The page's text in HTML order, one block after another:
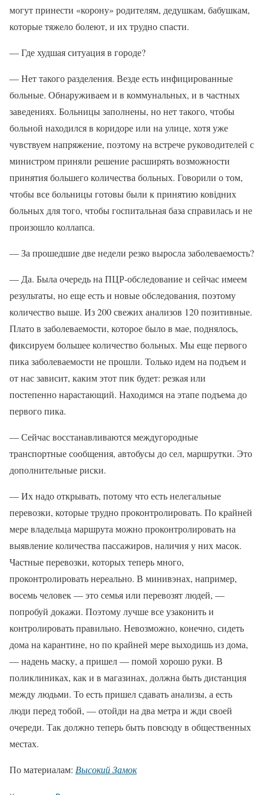
могут принести «корону» родителям, дедушкам, бабушкам,
которые тяжело болеют, и их трудно спасти.
— Где худшая ситуация в городе?
— Нет такого разделения. Везде есть инфицированные
больные. Обнаруживаем и в коммунальных, и в частных
заведениях. Больницы заполнены, но нет такого, чтобы
больной находился в коридоре или на улице, хотя уже
чувствуем напряжение, поэтому на встрече руководителей с
министром приняли решение расширять возможности
принятия большего количества больных. Говорили о том,
чтобы все больницы готовы были к принятию ковідних
больных для того, чтобы госпитальная база справилась и не
произошло коллапса.
— За прошедшие две недели резко выросла заболеваемость?
— Да. Была очередь на ПЦР-обследование и сейчас имеем
результаты, но еще есть и новые обследования, поэтому
количество выше. Из 200 свежих анализов 120 позитивные.
Плато в заболеваемости, которое было в мае, поднялось,
фиксируем большее количество больных. Мы еще первого
пика заболеваемости не прошли. Только идем на подъем и
от нас зависит, каким этот пик будет: резкая или
постепенно нарастающий. Находимся на этапе подъема до
первого пика.
— Сейчас восстанавливаются междугородные
транспортные сообщения, автобусы до сел, маршрутки. Это
дополнительные риски.
— Их надо открывать, потому что есть нелегальные
перевозки, которые трудно проконтролировать. По крайней
мере владельца маршрута можно проконтролировать на
выявление количества пассажиров, наличия у них масок.
Частные перевозки, которых теперь много,
проконтролировать нереально. В минивэнах, например,
восемь человек — это семья или перевозят людей, —
попробуй докажи. Поэтому лучше все узаконить и
контролировать правильно. Невозможно, конечно, сидеть
дома на карантине, но по крайней мере выходишь из дома,
— надень маску, а пришел — помой хорошо руки. В
поликлиниках, как и в магазинах, должна быть дистанция
между людьми. То есть пришел сдавать анализы, а есть
люди перед тобой, — отойди на два метра и жди своей
очереди. Так должно теперь быть повсюду в общественных
местах.
По материалам: Высокий Замок